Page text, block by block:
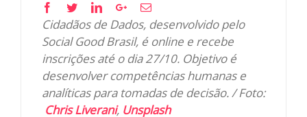
Facebook
TwitterLinkedinGoogle+Email
Cidadãos de Dados, desenvolvido pelo
Social Good Brasil, é online e recebe
inscrições até o dia 27/10. Objetivo é
desenvolver competências humanas e
analíticas para tomadas de decisão. / Foto:
Chris Liverani, Unsplash